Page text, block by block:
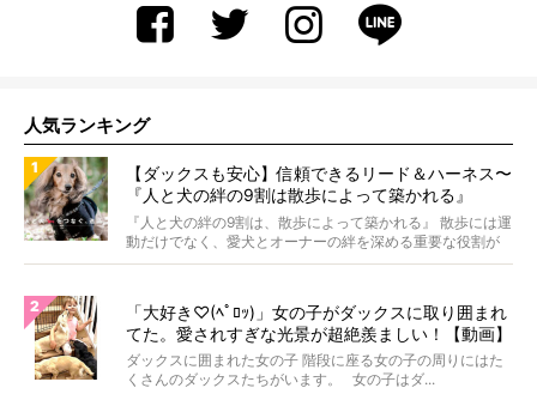
人気ランキング
【ダックスも安心】信頼できるリード＆ハーネス〜
『人と犬の絆の9割は散歩によって築かれる』
WOLFGANG MAN＆BEAST〜
『人と犬の絆の9割は、散歩によって築かれる』 散歩には運
動だけでなく、愛犬とオーナーの絆を深める重要な役割が
あ...
「大好き♡(ﾍﾟﾛｯ)」女の子がダックスに取り囲まれ
てた。愛されすぎな光景が超絶羨ましい！【動画】
ダックスに囲まれた女の子 階段に座る女の子の周りにはた
くさんのダックスたちがいます。 女の子はダ...